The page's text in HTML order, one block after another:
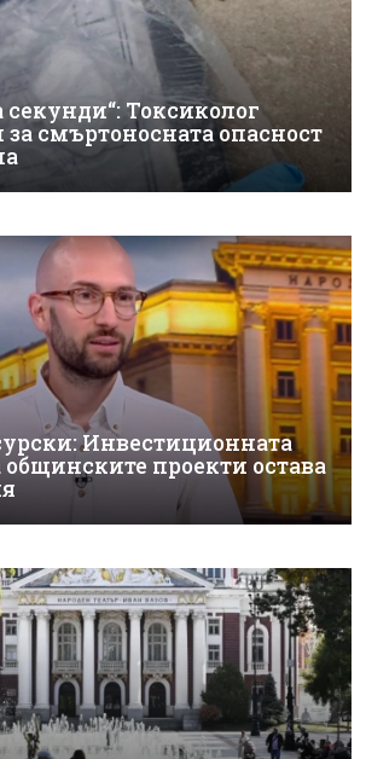
секунди“: Токсиколог
смъртоносната опасност
Инвестиционната
общинските проекти остава